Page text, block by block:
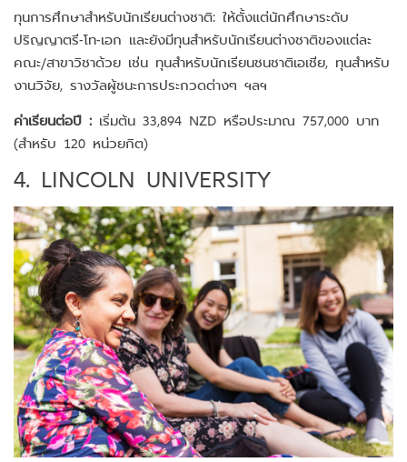
ทุนการศึกษาสำหรับนักเรียนต่างชาติ: ให้ตั้งแต่นักศึกษาระดับ
ปริญญาตรี-โท-เอก และยังมีทุนสำหรับนักเรียนต่างชาติของแต่ละ
คณะ/สาขาวิชาด้วย เช่น ทุนสำหรับนักเรียนชนชาติเอเชีย, ทุนสำหรับ
งานวิจัย, รางวัลผู้ชนะการประกวดต่างๆ ฯลฯ
ค่าเรียนต่อปี : เริ่มต้น 33,894 NZD หรือประมาณ 757,000 บาท
(สำหรับ 120 หน่วยกิต)
4. LINCOLN UNIVERSITY